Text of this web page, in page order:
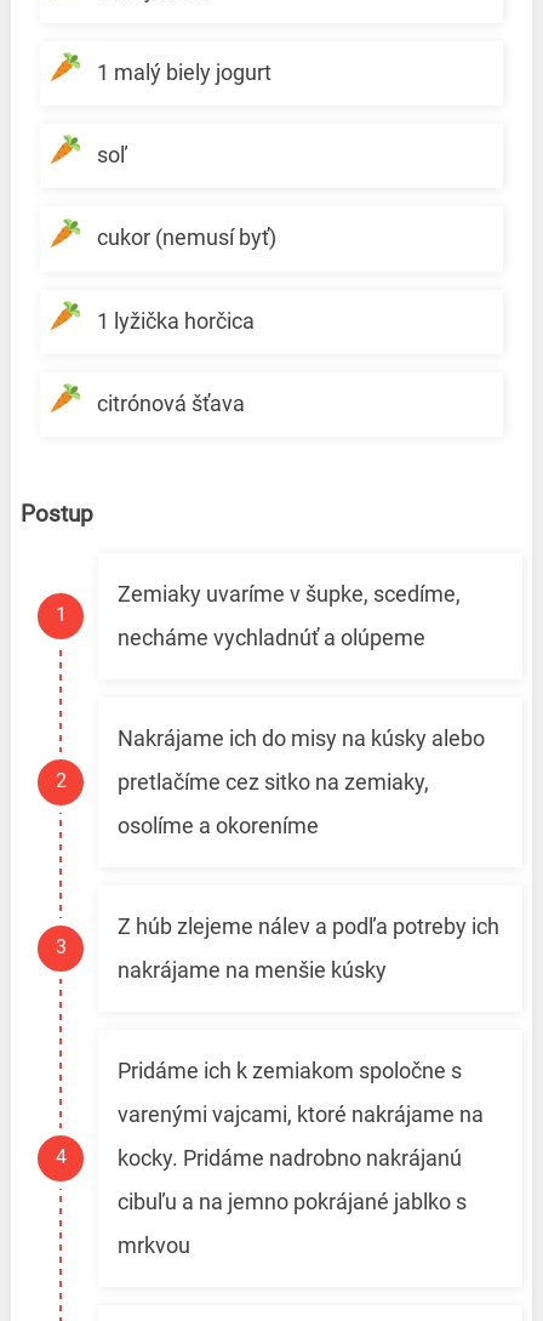
1 malý biely jogurt
soľ
cukor (nemusí byť)
1 lyžička horčica
citrónová šťava
Postup
Zemiaky uvaríme v šupke, scedíme,
necháme vychladnúť a olúpeme
Nakrájame ich do misy na kúsky alebo
pretlačíme cez sitko na zemiaky,
osolíme a okoreníme
Z húb zlejeme nálev a podľa potreby ich
nakrájame na menšie kúsky
Pridáme ich k zemiakom spoločne s
varenými vajcami, ktoré nakrájame na
kocky. Pridáme nadrobno nakrájanú
cibuľu a na jemno pokrájané jablko s
mrkvou